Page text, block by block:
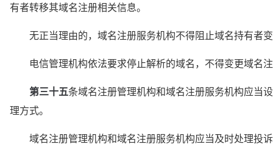
有者转移其域名注册相关信息。
无正当理由的，域名注册服务机构不得阻止域名持有者变
电信管理机构依法要求停止解析的域名，不得变更域名
第三十五条域名注册管理机构和域名注册服务机构应当
理方式。
域名注册管理机构和域名注册服务机构应当及时处理投